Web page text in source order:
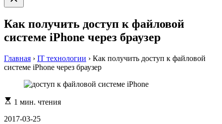
поиск
Как получить доступ к файловой
системе iPhone через браузер
Главная › IT технологии › Как получить доступ к файловой
системе iPhone через браузер
Расчетное
чтения
1 мин. чтения
2017-03-25